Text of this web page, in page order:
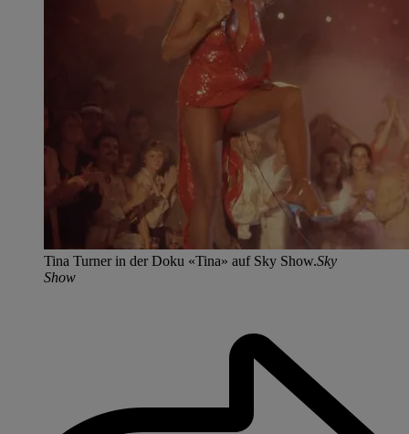
Tina Turner in der Doku «Tina» auf Sky Show.Sky
Show